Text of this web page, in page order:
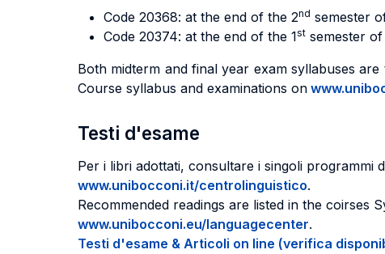
Code 20368: at the end of the 2nd semester
Code 20374: at the end of the 1st semester
Both midterm and final year exam syllabuses
Course syllabus and examinations on
Testi d'esame
Per i libri adottati, consultare i singoli programmi
www.unibocconi.it/centrolinguistico.
Recommended readings are listed in the coirses
www.unibocconi.eu/languagecenter.
Testi d'esame & Articoli on line (verifica